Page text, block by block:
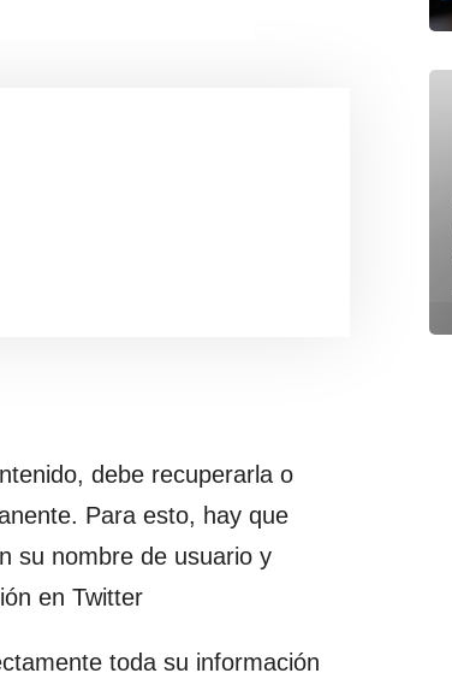
debe recuperarla o
Para esto, hay que
su nombre de usuario y
en Twitter
toda su información